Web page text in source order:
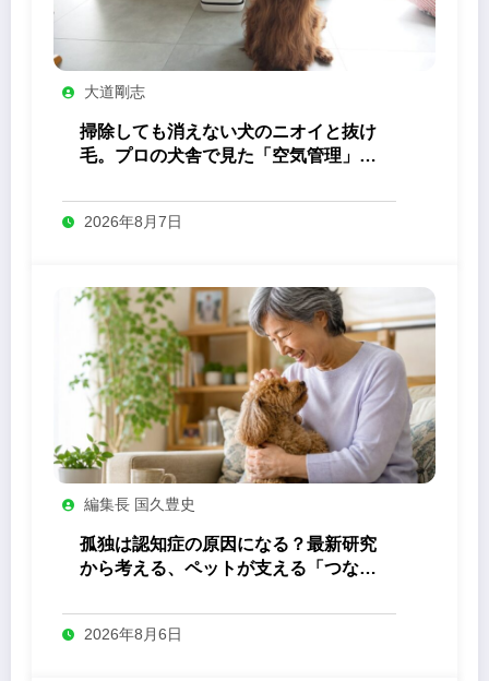
大道剛志
掃除しても消えない犬のニオイと抜け
毛。プロの犬舎で見た「空気管理」の
2026年8月7日
編集長 国久豊史
孤独は認知症の原因になる？最新研究
から考える、ペットが支える「つなが
2026年8月6日